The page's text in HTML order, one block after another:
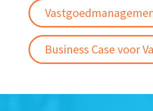
Business Case voor